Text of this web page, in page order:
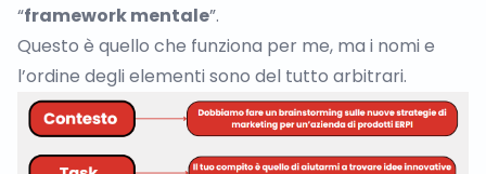
“framework mentale”.
Questo è quello che funziona per me, ma i nomi e
l’ordine degli elementi sono del tutto arbitrari.